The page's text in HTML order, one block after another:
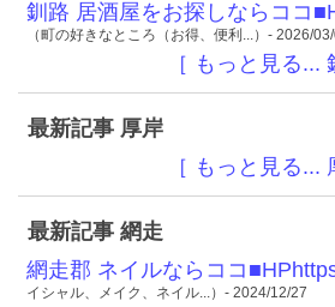
釧路 居酒屋をお探しならココ
（町の好きなところ（お得、便利...）- 2026/
［ もっと見る...
最新記事 厚岸
［ もっと見る...
最新記事 網走
網走郡 ネイルならココ
イシャル、メイク、ネイル...）- 2024/12/27